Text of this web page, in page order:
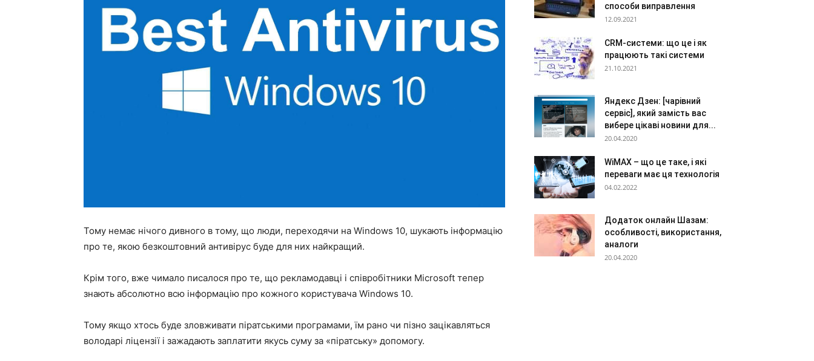
Тому немає нічого дивного в тому, що люди, переходячи на Windows 10, шукають інформацію
про те, якою безкоштовний антивірус буде для них найкращий.
Крім того, вже чимало писалося про те, що рекламодавці і співробітники Microsoft тепер
знають абсолютно всю інформацію про кожного користувача Windows 10.
Тому якщо хтось буде зловживати піратськими програмами, їм рано чи пізно зацікавляться
володарі ліцензії і зажадають заплатити якусь суму за «піратську» допомогу.
способи виправлення
12.09.2021
CRM-системи: що це і як
працюють такі системи
21.10.2021
Яндекс Дзен: [чарівний
сервіс], який замість вас
вибере цікаві новини для...
20.04.2020
WiMAX – що це таке, і які
переваги має ця технологія
04.02.2022
Додаток онлайн Шазам:
особливості, використання,
аналоги
20.04.2020